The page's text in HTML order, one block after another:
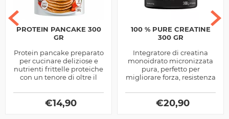
PROTEIN PANCAKE 300
GR
Protein pancake preparato
per cucinare deliziose e
nutrienti frittelle proteiche
con un tenore di oltre il
fonti, realizzato su...
€14,90
100 % PURE CREATINE
300 GR
Integratore di creatina
monoidrato micronizzata
pura, perfetto per
migliorare forza, resistenza
Aumenta la potenza
durante allenamenti...
€20,90